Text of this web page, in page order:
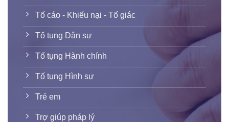
Tố cáo - Khiếu nại - Tố giác
Tố tụng Dân sự
Tố tụng Hành chính
Tố tụng Hình sự
Trẻ em
Trợ giúp pháp lý